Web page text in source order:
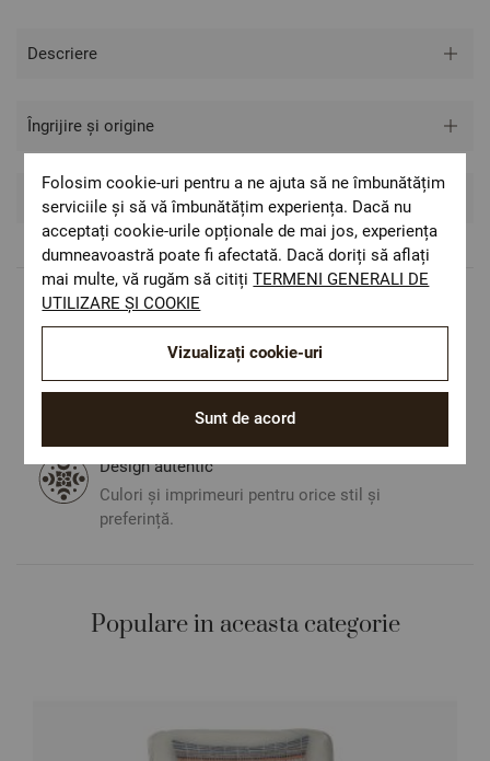
Descriere
Îngrijire și origine
Recenzii si Comentarii
Livrare rapida
Costul de livrare este 19.60 lei pe teritoriul
ОЕКО-ТЕX STANDARD 100
Materiale textile care sunt sigure pentru
sănătatea dumneavoastră.
Design autentic
Culori și imprimeuri pentru orice stil și
preferință.
Populare in aceasta categorie
Folosim cookie-uri pentru a ne ajuta să ne îmbunătățim
serviciile și să vă îmbunătățim experiența. Dacă nu
acceptați cookie-urile opționale de mai jos, experiența
dumneavoastră poate fi afectată. Dacă doriți să aflați
mai multe, vă rugăm să citițiTERMENI GENERALI DE
UTILIZARE ȘI COOKIE
Sunt de acord
Vizualizați cookie-uri